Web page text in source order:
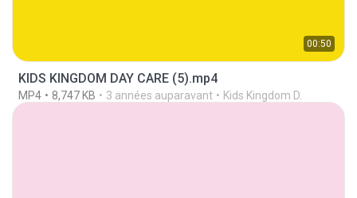
00:50
KIDS KINGDOM DAY CARE (5).mp4
MP4 8,747 KB 3 années auparavant Kids Kingdom D.